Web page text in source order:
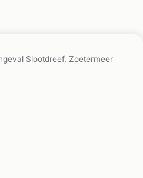
Slootdreef, Zoetermeer